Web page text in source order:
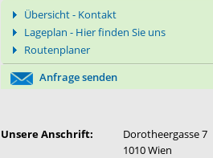
Übersicht - Kontakt
Lageplan - Hier finden Sie uns
Routenplaner
Anfrage senden
Unsere Anschrift:
Dorotheergasse 7
1010 Wien